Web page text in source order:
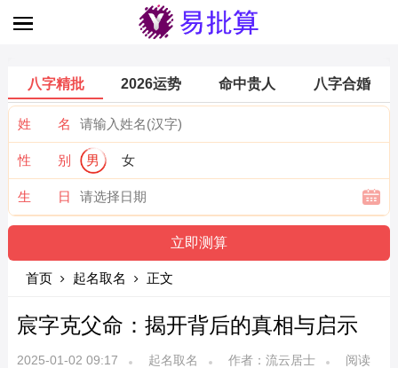
八字精批 2026运势 命中贵人 八字合婚
姓 名
性 别 男 女
生 日
首页 起名取名 正文
宸字克父命：揭开背后的真相与启示
2025-01-02 09:17 起名取名 作者：流云居士
阅读